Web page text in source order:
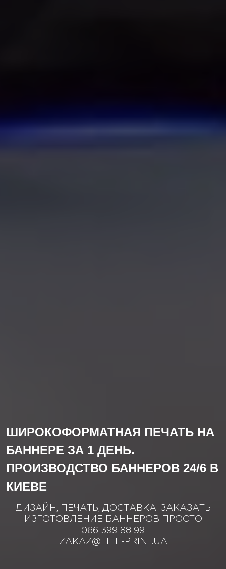
ШИРОКОФОРМАТНАЯ ПЕЧАТЬ НА
БАННЕРЕ ЗА 1 ДЕНЬ.
ПРОИЗВОДСТВО БАННЕРОВ 24/6 В
КИЕВЕ
ДИЗАЙН, ПЕЧАТЬ, ДОСТАВКА. ЗАКАЗАТЬ
ИЗГОТОВЛЕНИЕ БАННЕРОВ ПРОСТО
066 399 88 99
ZAKAZ@LIFE-PRINT.UA